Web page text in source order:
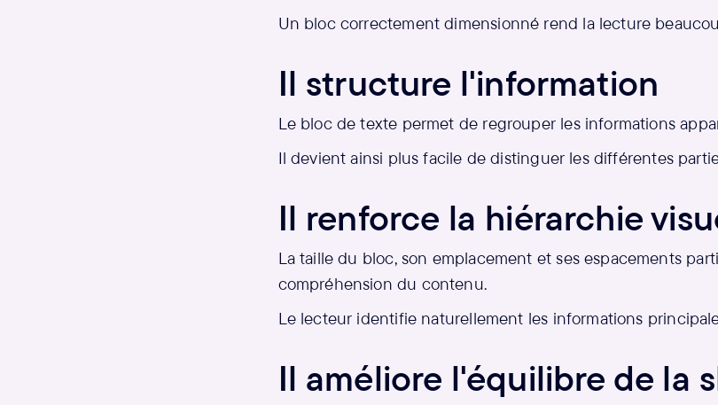
Un bloc correctement dimensionné rend la lecture
Il structure l'information
Le bloc de texte permet de regrouper les informations
Il devient ainsi plus facile de distinguer les différentes
Il renforce la hiérarchie
La taille du bloc, son emplacement et ses espacements
compréhension du contenu.
Le lecteur identifie naturellement les informations
Il améliore l'équilibre de la